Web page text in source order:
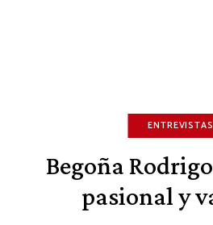
ENTREVISTAS
Begoña
pasional y